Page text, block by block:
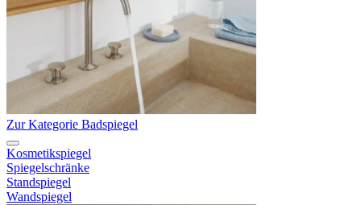
Zur Kategorie Badspiegel
Kosmetikspiegel
Spiegelschränke
Standspiegel
Wandspiegel